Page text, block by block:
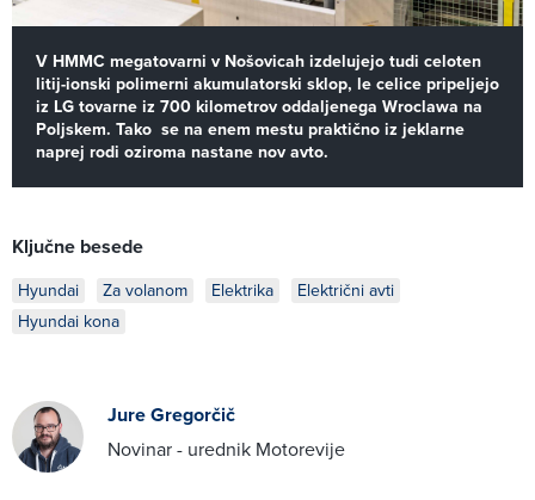
V HMMC megatovarni v Nošovicah izdelujejo tudi celoten
litij-ionski polimerni akumulatorski sklop, le celice pripeljejo
iz LG tovarne iz 700 kilometrov oddaljenega Wroclawa na
Poljskem. Tako se na enem mestu praktično iz jeklarne
naprej rodi oziroma nastane nov avto.
Ključne besede
Hyundai Za volanom Elektrika
Električni avti
Hyundai kona
Jure Gregorčič
Novinar - urednik Motorevije